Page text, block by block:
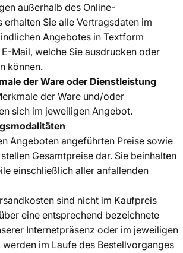
außerhalb des Online-
Sie alle Vertragsdaten im
Angebotes in Textform
Mail, welche Sie ausdrucken oder
können.
der Ware oder Dienstleistung
der Ware und/oder
sich im jeweiligen Angebot.
Angeboten angeführten Preise sowie
Gesamtpreise dar. Sie beinhalten
einschließlich aller anfallenden
sind nicht im Kaufpreis
eine entsprechend bezeichnete
Internetpräsenz oder im jeweiligen
im Laufe des Bestellvorganges